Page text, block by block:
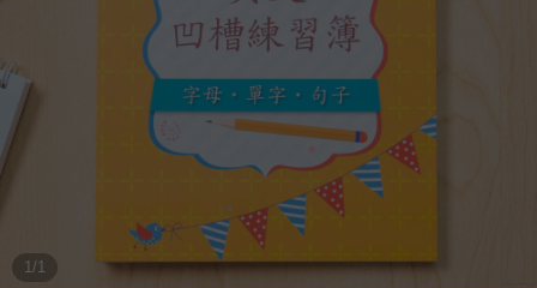
1/1